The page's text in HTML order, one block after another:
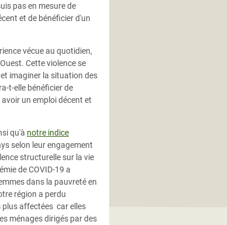
pas en mesure de
et de bénéficier d'un
vécue au quotidien,
Cette violence se
imaginer la situation des
t-elle bénéficier de
un emploi décent et
qu'à notre indice
selon leur engagement
structurelle sur la vie
de COVID-19 a
dans la pauvreté en
région a perdu
plus affectées car elles
ménages dirigés par des